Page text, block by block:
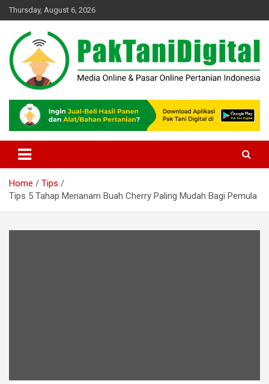
Skip
to
content
Thursday, August 6, 2026
Pak Tani Digital
Home
Tips
Tips 5 Tahap Menanam Buah Cherry Paling Mudah Bagi Pemula